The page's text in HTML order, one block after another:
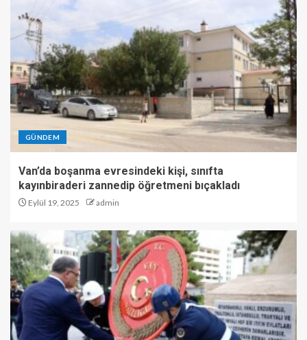
GÜNDEM
Van’da boşanma evresindeki kişi, sınıfta
kayınbiraderi zannedip öğretmeni bıçakladı
Eylül 19, 2025 admin